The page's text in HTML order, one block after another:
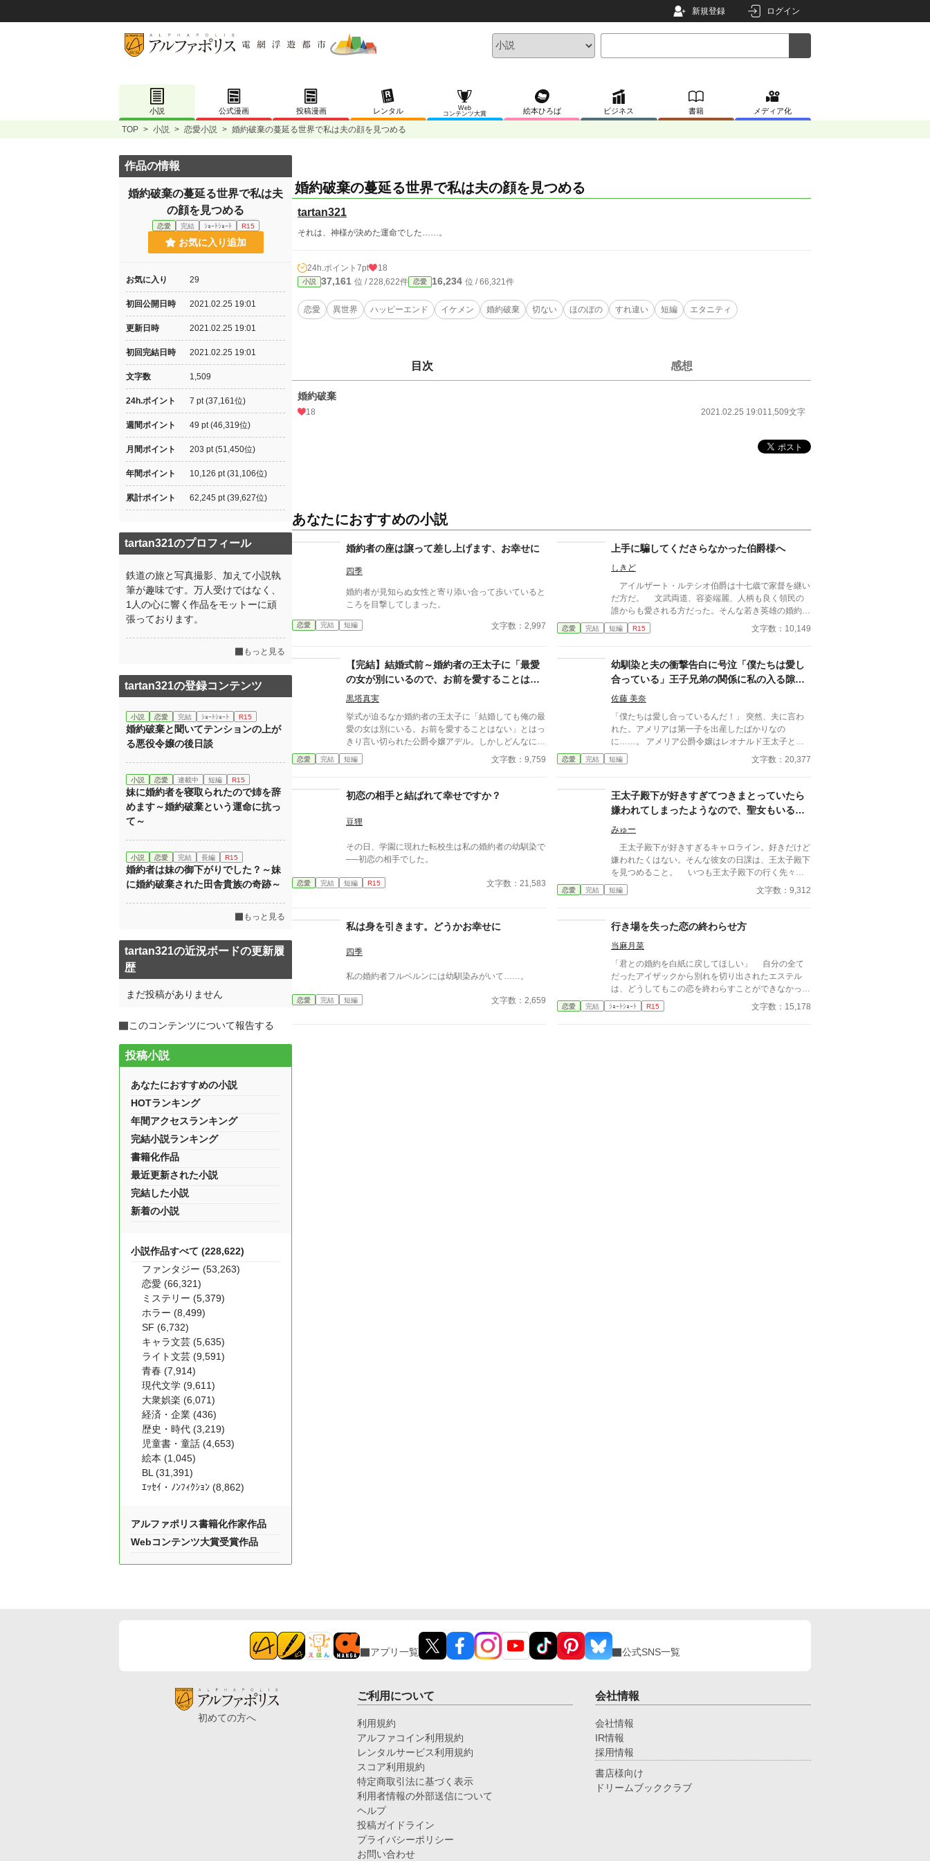
新規登録 ログイン
小説 公式漫画 投稿漫画 レンタル
Web
コンテンツ大賞
絵本ひろば ビジネス 書籍 メディア化
TOP > 小説 > 恋愛小説 > 婚約破棄の蔓延る世界で私は夫の顔を見つめる
婚約破棄の蔓延る世界で私は夫の顔を見つめる
tartan321
それは、神様が決めた運命でした……。
24h.ポイント 7pt 18
小説 37,161 位 / 228,622件 恋愛 16,234 位 / 66,321件
恋愛 異世界 ハッピーエンド イケメン 婚約破棄 切ない ほのぼの すれ違い 短編 エタニティ
目次 感想
婚約破棄
18 2021.02.25 19:011,509文字
あなたにおすすめの小説
婚約者の座は譲って差し上げます、お幸せに
四季
婚約者が見知らぬ女性と寄り添い合って歩いていると
ころを目撃してしまった。
恋愛 完結 短編 文字数：2,997
上手に騙してくださらなかった伯爵様へ
しきど
アイルザート・ルテシオ伯爵は十七歳で家督を継い
だ方だ。 文武両道、容姿端麗、人柄も良く領民の
誰からも愛される方だった。そんな若き英雄の婚約者
に選ばれたメリッサ・オードバーン子爵令嬢は、自身
を果報者と信じて疑っていなかった。 彼が屋敷の
では。 貴族に愛人がいる事など珍しくもない。そ
んな事は分かっているつもりだった。分かっていてそ
れでも、許せなかった。 メリッサにとってアイル
ザートは、本心から愛した人だったから。
恋愛 完結 短編 R15 文字数：10,149
【完結】結婚式前～婚約者の王太子に「最愛
の女が別にいるので、お前を愛することはな
い」と言われました～
黒塔真実
挙式が迫るなか婚約者の王太子に「結婚しても俺の最
愛の女は別にいる。お前を愛することはない」とはっ
きり言い切られた公爵令嬢アデル。しかしどんなに婚
約者としてないがしろにされても女性としての誇りを
傷つけられても彼女は平気だった。なぜなら大切な
卒業ダンスパーティーの夜、アデルはかつてない、世
にも酷い仕打ちを受けるのだった―― ※神視点。■
なろうにも別タイトルで重複投稿←【ジャンル日間4
位】。
恋愛 完結 短編 文字数：9,759
幼馴染と夫の衝撃告白に号泣「僕たちは愛し
合っている」王子兄弟の関係に私の入る隙間
がない！
佐藤 美奈
「僕たちは愛し合っているんだ！」 突然、夫に言わ
れた。アメリアは第一子を出産したばかりなの
に……。 アメリア公爵令嬢はレオナルド王太子と結
婚して、アメリアは王太子妃になった。 アメリアの
幼馴染のウィリアム。アメリアの夫はレオナルド。二
たけど予想以上だった。二人の親密さに、私は入る隙
間がなさそうだと思っていたら本当になかったなん
て……。
恋愛 完結 短編 文字数：20,377
初恋の相手と結ばれて幸せですか？
豆狸
その日、学園に現れた転校生は私の婚約者の幼馴染で
──初恋の相手でした。
恋愛 完結 短編 R15 文字数：21,583
王太子殿下が好きすぎてつきまとっていたら
嫌われてしまったようなので、聖女もいるこ
とだし悪役令嬢の私は退散することにしまし
みゅー
王太子殿下が好きすぎるキャロライン。好きだけど
嫌われたくはない。そんな彼女の日課は、王太子殿下
を見つめること。 いつも王太子殿下の行く先々に
出没して王太子殿下を見つめていたが、ついにそんな
生活が終わるときが来る。 聖女が現れたのだ。そ
世界に転生していてそこで悪役令嬢だったことを思い
出す。 王太子殿下に嫌われたくはないキャロライ
ンは、王太子殿下の前から姿を消すことにした。そん
なお話です。 ちょっと切ないお話です。
恋愛 完結 短編 文字数：9,312
私は身を引きます。どうかお幸せに
四季
私の婚約者フルベルンには幼馴染みがいて……。
恋愛 完結 短編 文字数：2,659
行き場を失った恋の終わらせ方
当麻月菜
「君との婚約を白紙に戻してほしい」 自分の全て
だったアイザックから別れを切り出されたエステル
は、どうしてもこの恋を終わらすことができなかっ
た。 避け続ける彼を求めて、復縁を願って、あの
日聞けなかった答えを得るために、エステルは王城の
恋愛 完結 ｼｮｰﾄｼｮｰﾄ R15 文字数：15,178
作品の情報
婚約破棄の蔓延る世界で私は夫
の顔を見つめる
恋愛 完結 ｼｮｰﾄｼｮｰﾄ R15
お気に入り追加
お気に入り 29
初回公開日時 2021.02.25 19:01
更新日時 2021.02.25 19:01
初回完結日時 2021.02.25 19:01
文字数 1,509
24h.ポイント 7 pt (37,161位)
週間ポイント 49 pt (46,319位)
月間ポイント 203 pt (51,450位)
年間ポイント 10,126 pt (31,106位)
累計ポイント 62,245 pt (39,627位)
tartan321のプロフィール
鉄道の旅と写真撮影、加えて小説執
筆が趣味です。万人受けではなく、
1人の心に響く作品をモットーに頑
張っております。
もっと見る
tartan321の登録コンテンツ
小説 恋愛 完結 ｼｮｰﾄｼｮｰﾄ R15
婚約破棄と聞いてテンションの上が
る悪役令嬢の後日談
小説 恋愛 連載中 短編 R15
妹に婚約者を寝取られたので姉を辞
めます～婚約破棄という運命に抗っ
て～
小説 恋愛 完結 長編 R15
婚約者は妹の御下がりでした？～妹
に婚約破棄された田舎貴族の奇跡～
もっと見る
tartan321の近況ボードの更新履
歴
まだ投稿がありません
このコンテンツについて報告する
投稿小説
あなたにおすすめの小説
HOTランキング
年間アクセスランキング
完結小説ランキング
書籍化作品
最近更新された小説
完結した小説
新着の小説
小説作品すべて (228,622)
ファンタジー (53,263)
恋愛 (66,321)
ミステリー (5,379)
ホラー (8,499)
SF (6,732)
キャラ文芸 (5,635)
ライト文芸 (9,591)
青春 (7,914)
現代文学 (9,611)
大衆娯楽 (6,071)
経済・企業 (436)
歴史・時代 (3,219)
児童書・童話 (4,653)
絵本 (1,045)
BL (31,391)
ｴｯｾｲ・ﾉﾝﾌｨｸｼｮﾝ (8,862)
アルファポリス書籍化作家作品
Webコンテンツ大賞受賞作品
アプリ一覧 公式SNS一覧
初めての方へ
ご利用について
利用規約
アルファコイン利用規約
レンタルサービス利用規約
スコア利用規約
特定商取引法に基づく表示
利用者情報の外部送信について
ヘルプ
投稿ガイドライン
プライバシーポリシー
お問い合わせ
会社情報
会社情報
IR情報
採用情報
書店様向け
ドリームブッククラブ